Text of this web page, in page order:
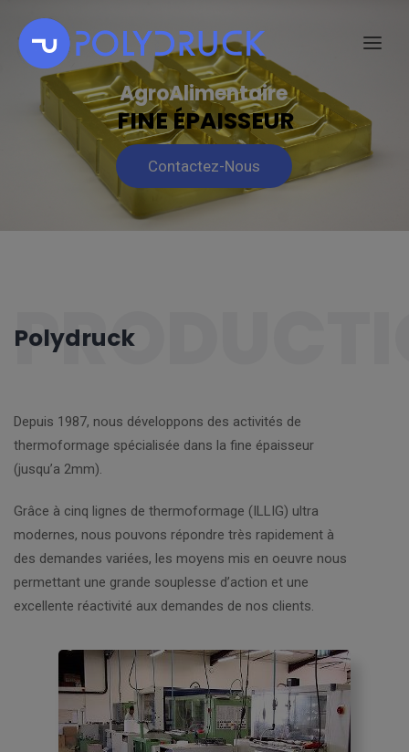
AgroAlimentaire
FINE ÉPAISSEUR
Contactez-Nous
Polydruck
Depuis 1987, nous développons des activités de
thermoformage spécialisée dans la fine épaisseur
(jusqu’a 2mm).
Grâce à cinq lignes de thermoformage (ILLIG) ultra
modernes, nous pouvons répondre très rapidement à
des demandes variées, les moyens mis en oeuvre nous
permettant une grande souplesse d’action et une
excellente réactivité aux demandes de nos clients.